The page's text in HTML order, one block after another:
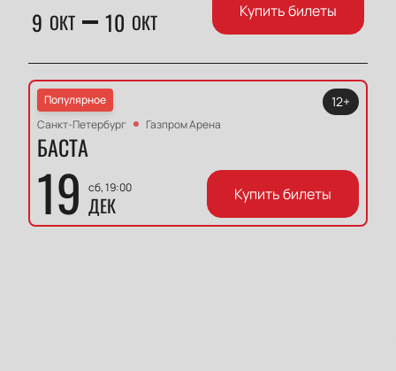
9 ОКТ 10 ОКТ Купить билеты
Популярное
Санкт-Петербург
Газпром Арена
БАСТА
19 сб, 19:00
ДЕК
12+
Купить билеты